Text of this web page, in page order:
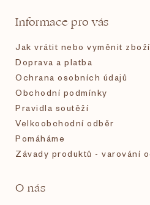
Informace pro vás
Jak vrátit nebo vyměnit
Doprava a platba
Ochrana osobních údajů
Obchodní podmínky
Pravidla soutěží
Velkoobchodní odběr
Pomáháme
Závady produktů - varování
O nás